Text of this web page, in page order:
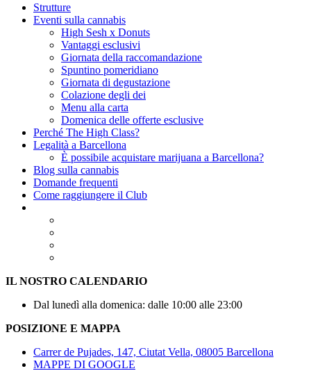
Strutture
Eventi sulla cannabis
High Sesh x Donuts
Vantaggi esclusivi
Giornata della raccomandazione
Spuntino pomeridiano
Giornata di degustazione
Colazione degli dei
Menu alla carta
Domenica delle offerte esclusive
Perché The High Class?
Legalità a Barcellona
È possibile acquistare marijuana a Barcellona?
Blog sulla cannabis
Domande frequenti
Come raggiungere il Club
IL NOSTRO CALENDARIO
Dal lunedì alla domenica: dalle 10:00 alle 23:00
POSIZIONE E MAPPA
Carrer de Pujades, 147, Ciutat Vella, 08005 Barcellona
MAPPE DI GOOGLE